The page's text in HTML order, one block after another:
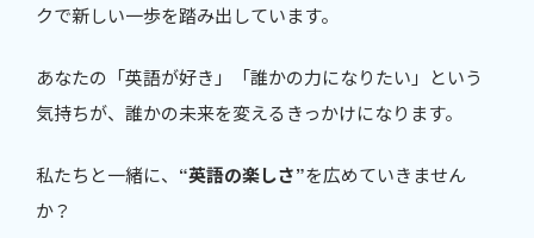
クで新しい一歩を踏み出しています。
あなたの「英語が好き」「誰かの力になりたい」という
気持ちが、誰かの未来を変えるきっかけになります。
私たちと一緒に、 “英語の楽しさ”を広めていきません
か？